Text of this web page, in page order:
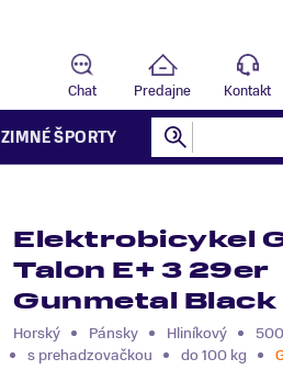
Chat Predajne Kontakt
ZIMNÉ ŠPORTY
Elektrobicykel
Talon E+ 3 29er
Gunmetal
Horský Pánsky Hliníkový
s prehadzovačkou
do 100 kg